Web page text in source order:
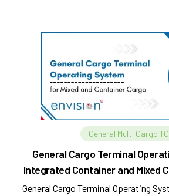
General Multi Cargo
General Cargo Terminal
Integrated Container and Mixed
General Cargo Terminal Operating